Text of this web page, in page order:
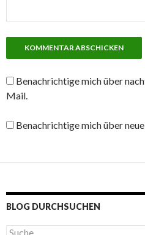
Benachrichtige mich über
Mail.
Benachrichtige mich über
BLOG DURCHSUCHEN
S